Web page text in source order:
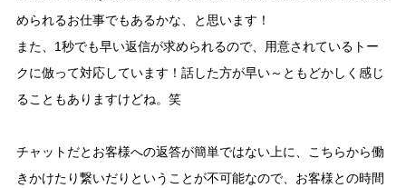
められるお仕事でもあるかな、と思います！
また、1秒でも早い返信が求められるので、用意されているトー
クに倣って対応しています！話した方が早い～ともどかしく感じ
ることもありますけどね。笑
チャットだとお客様への返答が簡単ではない上に、こちらから働
きかけたり繋いだりということが不可能なので、お客様との時間